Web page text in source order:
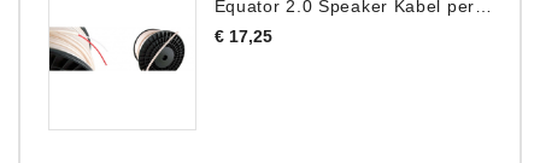
Equator 2.0 Speaker Kabel per meter
€ 17,25Prijs